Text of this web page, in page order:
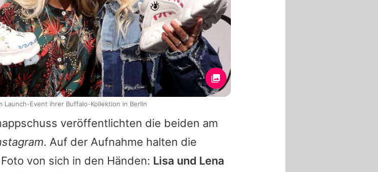
veröffentlichten die beiden am
. Auf der Aufnahme halten die
von sich in den Händen: Lisa und Lena
Launch-Event ihrer Buffalo-Kollektion in Berlin